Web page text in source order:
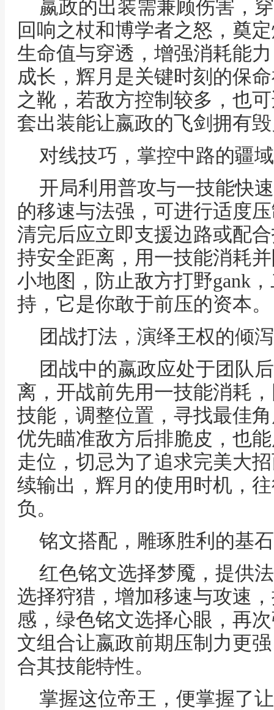
嬴政的出装需兼顾伤害，
回响之杖和博学者之怒，奠
生命值与穿透，增强消耗能
成长，辉月是关键时刻的保
之靴，若敌方控制较多，也
套出装能让嬴政的飞剑拥有
对线技巧，掌控中路的疆域
开局利用普攻与一技能快
的移速与法强，可进行适度
清完后应立即支援边路或配
持安全距离，用一技能消耗
小地图，防止敌方打野gank
持，它是你敢于前压的资本。
团战打法，演绎王权的倾泻
团战中的嬴政应处于团队
离，开战前先用一技能消耗
技能，调整位置，寻找最佳
优先瞄准敌方后排脆皮，也
走位，切忌为了追求完美大
续输出，辉月的使用时机，
负。
铭文搭配，雕琢胜利的基石
红色铭文选择梦魇，提供
选择狩猎，增加移速与攻速
感，绿色铭文选择心眼，再
文组合让嬴政前期压制力更
合其技能特性。
掌握这位帝王，便掌握了